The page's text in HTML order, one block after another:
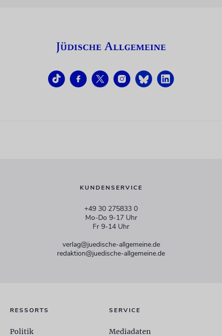
KUNDENSERVICE
+49 30 275833 0
Mo-Do 9-17 Uhr
Fr 9-14 Uhr
verlag@juedische-allgemeine.de
redaktion@juedische-allgemeine.de
RESSORTS
Politik
SERVICE
Mediadaten